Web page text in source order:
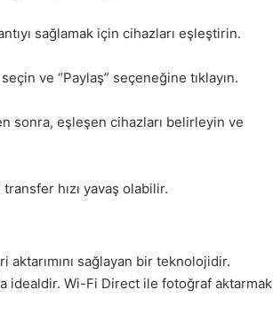
sağlamak için cihazları eşleştirin.
ve “Paylaş” seçeneğine tıklayın.
sonra, eşleşen cihazları belirleyin ve
hızı yavaş olabilir.
sağlayan bir teknolojidir.
idealdir. Wi-Fi Direct ile fotoğraf aktarmak